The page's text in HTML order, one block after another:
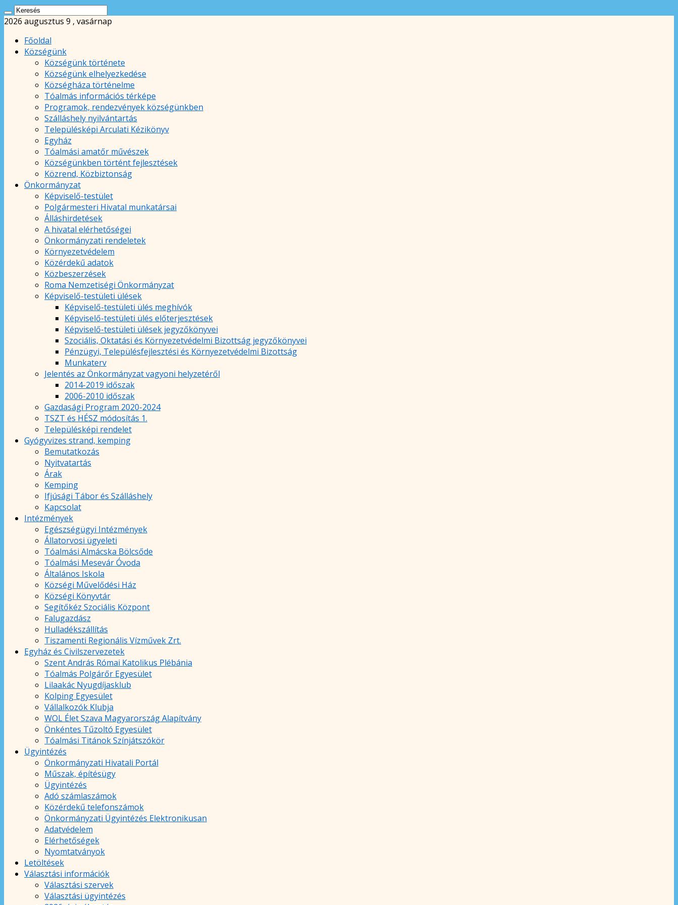
2026 augusztus 9 , vasárnap
Főoldal
Községünk
Községünk története
Községünk elhelyezkedése
Községháza történelme
Tóalmás információs térképe
Programok, rendezvények községünkben
Szálláshely nyilvántartás
Településképi Arculati Kézikönyv
Egyház
Tóalmási amatőr művészek
Községünkben történt fejlesztések
Közrend, Közbiztonság
Önkormányzat
Képviselő-testület
Polgármesteri Hivatal munkatársai
Álláshirdetések
A hivatal elérhetőségei
Önkormányzati rendeletek
Környezetvédelem
Közérdekű adatok
Közbeszerzések
Roma Nemzetiségi Önkormányzat
Képviselő-testületi ülések
Képviselő-testületi ülés meghívók
Képviselő-testületi ülés előterjesztések
Képviselő-testületi ülések jegyzőkönyvei
Szociális, Oktatási és Környezetvédelmi Bizottság jegyzőkönyvei
Pénzügyi, Településfejlesztési és Környezetvédelmi Bizottság
Munkaterv
Jelentés az Önkormányzat vagyoni helyzetéről
2014-2019 időszak
2006-2010 időszak
Gazdasági Program 2020-2024
TSZT és HÉSZ módosítás 1.
Településképi rendelet
Gyógyvizes strand, kemping
Bemutatkozás
Nyitvatartás
Árak
Kemping
Ifjúsági Tábor és Szálláshely
Kapcsolat
Intézmények
Egészségügyi Intézmények
Állatorvosi ügyeleti
Tóalmási Almácska Bölcsőde
Tóalmási Mesevár Óvoda
Általános Iskola
Községi Művelődési Ház
Községi Könyvtár
Segítőkéz Szociális Központ
Falugazdász
Hulladékszállítás
Tiszamenti Regionális Vízművek Zrt.
Egyház és Civilszervezetek
Szent András Római Katolikus Plébánia
Tóalmás Polgárőr Egyesület
Lilaakác Nyugdíjasklub
Kolping Egyesület
Vállalkozók Klubja
WOL Élet Szava Magyarország Alapítvány
Önkéntes Tűzoltó Egyesület
Tóalmási Titánok Színjátszókör
Ügyintézés
Önkormányzati Hivatali Portál
Műszak, építésügy
Ügyintézés
Adó számlaszámok
Közérdekű telefonszámok
Önkormányzati Ügyintézés Elektronikusan
Adatvédelem
Elérhetőségek
Nyomtatványok
Letöltések
Választási információk
Választási szervek
Választási ügyintézés